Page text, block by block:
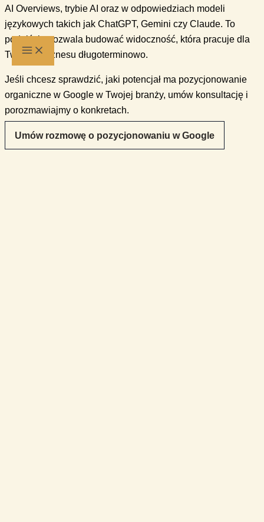
AI Overviews, trybie AI oraz w odpowiedziach modeli
językowych takich jak ChatGPT, Gemini czy Claude. To
podejście pozwala budować widoczność, która pracuje dla
Twojego biznesu długoterminowo.
Jeśli chcesz sprawdzić, jaki potencjał ma pozycjonowanie
organiczne w Google w Twojej branży, umów konsultację i
porozmawiajmy o konkretach.
Umów rozmowę o pozycjonowaniu w Google